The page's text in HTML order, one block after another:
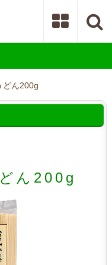
どん200g
ん200g